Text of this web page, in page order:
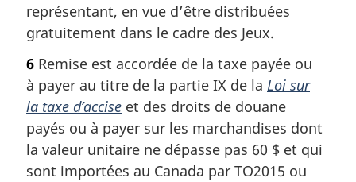
représentant, en vue d’être distribuées
gratuitement dans le cadre des Jeux.
6 Remise est accordée de la taxe payée ou
à payer au titre de la partie IX de la Loi sur
la taxe d’accise et des droits de douane
payés ou à payer sur les marchandises dont
la valeur unitaire ne dépasse pas 60 $ et qui
sont importées au Canada par TO2015 ou